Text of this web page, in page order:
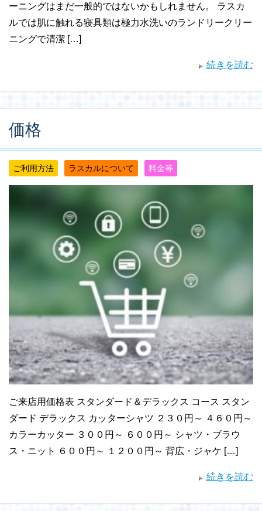
ーニングはまだ一般的ではないかもしれません。 ラスカ
ルでは肌に触れる寝具類は極力水洗いのランドリークリー
ニングで清潔 […]
続きを読む
価格
ご利用方法 ラスカルについて 料金等
ご来店用価格表 スタンダード＆デラックス コース スタン
ダード デラックス カッターシャツ ２３０円～ ４６０円～
カラーカッター ３００円～ ６００円～ シャツ・ブラウ
ス・ニット ６００円～ １２００円～ 背広・ジャケ […]
続きを読む